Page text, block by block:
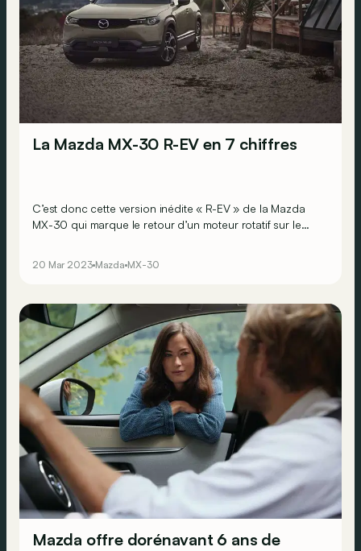
La Mazda MX-30 R-EV en 7 chiffres
C’est donc cette version inédite « R-EV » de la Mazda
MX-30 qui marque le retour d’un moteur rotatif sur le
20 Mar 2023 Mazda MX-30
Mazda offre dorénavant 6 ans de